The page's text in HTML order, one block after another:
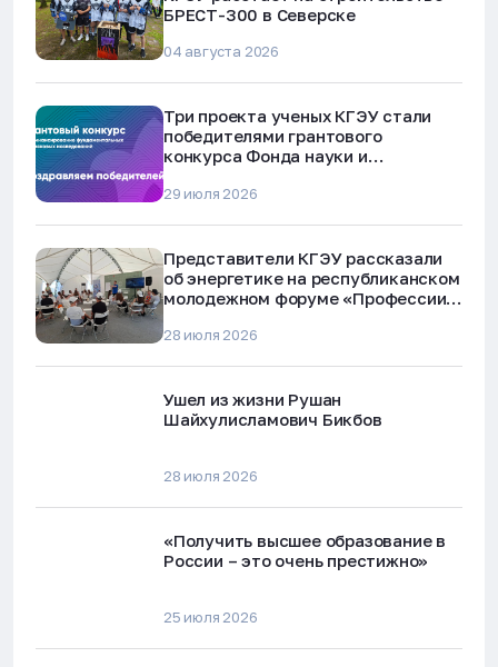
БРЕСТ-300 в Северске
04 августа 2026
Три проекта ученых КГЭУ стали
победителями грантового
конкурса Фонда науки и
29 июля 2026
Представители КГЭУ рассказали
об энергетике на республиканском
молодежном форуме «Профессии
28 июля 2026
Ушел из жизни Рушан
Шайхулисламович Бикбов
28 июля 2026
«Получить высшее образование в
России – это очень престижно»
25 июля 2026